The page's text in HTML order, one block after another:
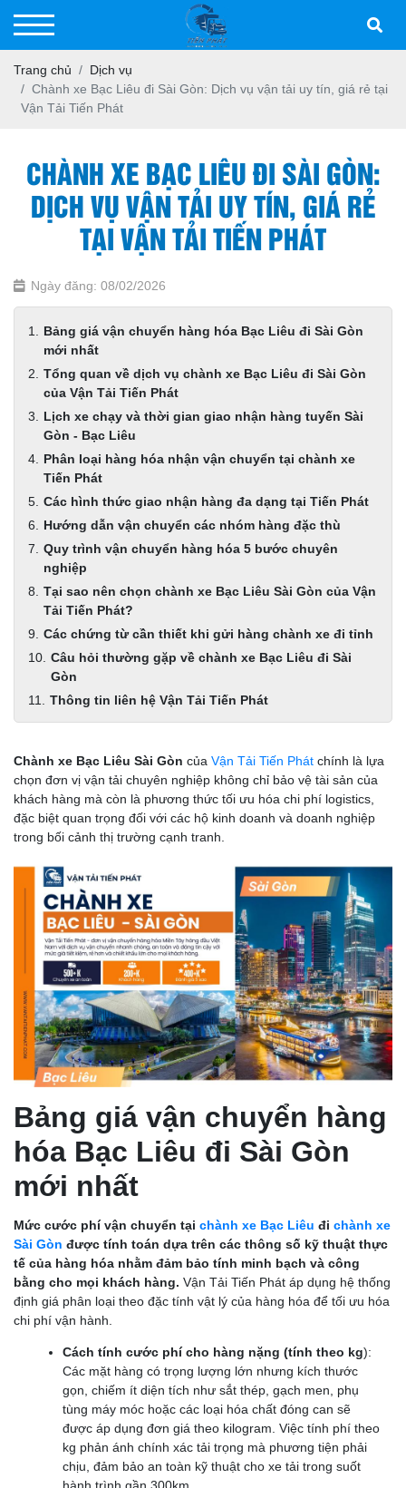
Trang chủ
Dịch vụ
Chành xe Bạc Liêu đi Sài Gòn: Dịch vụ vận tải uy tín, giá rẻ tại
Vận Tải Tiến Phát
CHÀNH XE BẠC LIÊU ĐI SÀI GÒN:
DỊCH VỤ VẬN TẢI UY TÍN, GIÁ RẺ
TẠI VẬN TẢI TIẾN PHÁT
Ngày đăng: 08/02/2026
Bảng giá vận chuyển hàng hóa Bạc Liêu đi Sài Gòn
mới nhất
Tổng quan về dịch vụ chành xe Bạc Liêu đi Sài Gòn
của Vận Tải Tiến Phát
Lịch xe chạy và thời gian giao nhận hàng tuyến Sài
Gòn - Bạc Liêu
Phân loại hàng hóa nhận vận chuyển tại chành xe
Tiến Phát
Các hình thức giao nhận hàng đa dạng tại Tiến Phát
Hướng dẫn vận chuyển các nhóm hàng đặc thù
Quy trình vận chuyển hàng hóa 5 bước chuyên
nghiệp
Tại sao nên chọn chành xe Bạc Liêu Sài Gòn của Vận
Tải Tiến Phát?
Các chứng từ cần thiết khi gửi hàng chành xe đi tỉnh
Câu hỏi thường gặp về chành xe Bạc Liêu đi Sài
Gòn
Thông tin liên hệ Vận Tải Tiến Phát
Chành xe Bạc Liêu Sài Gòn của Vận Tải Tiến Phát chính là lựa
chọn đơn vị vận tải chuyên nghiệp không chỉ bảo vệ tài sản của
khách hàng mà còn là phương thức tối ưu hóa chi phí logistics,
đặc biệt quan trọng đối với các hộ kinh doanh và doanh nghiệp
trong bối cảnh thị trường cạnh tranh.
Bảng giá vận chuyển hàng
hóa Bạc Liêu đi Sài Gòn
mới nhất
Mức cước phí vận chuyển tại chành xe Bạc Liêu đi chành xe
Sài Gòn được tính toán dựa trên các thông số kỹ thuật thực
tế của hàng hóa nhằm đảm bảo tính minh bạch và công
bằng cho mọi khách hàng. Vận Tải Tiến Phát áp dụng hệ thống
định giá phân loại theo đặc tính vật lý của hàng hóa để tối ưu hóa
chi phí vận hành.
Cách tính cước phí cho hàng nặng (tính theo kg):
Các mặt hàng có trọng lượng lớn nhưng kích thước
gọn, chiếm ít diện tích như sắt thép, gạch men, phụ
tùng máy móc hoặc các loại hóa chất đóng can sẽ
được áp dụng đơn giá theo kilogram. Việc tính phí theo
kg phản ánh chính xác tải trọng mà phương tiện phải
chịu, đảm bảo an toàn kỹ thuật cho xe tải trong suốt
hành trình gần 300km.